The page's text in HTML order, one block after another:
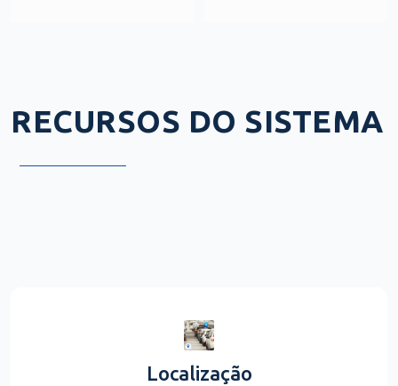
RECURSOS DO SISTEMA
Localização